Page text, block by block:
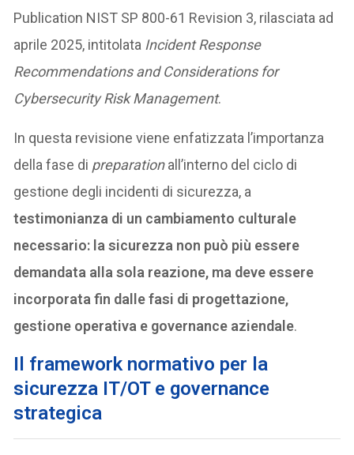
Publication NIST SP 800-61 Revision 3, rilasciata ad
aprile 2025, intitolata Incident Response
Recommendations and Considerations for
Cybersecurity Risk Management.
In questa revisione viene enfatizzata l’importanza
della fase di preparationall’interno del ciclo di
gestione degli incidenti di sicurezza, a
testimonianza di un cambiamento culturale
necessario: la sicurezza non può più essere
demandata alla sola reazione, ma deve essere
incorporata fin dalle fasi di progettazione,
gestione operativa e governance aziendale.
Il framework normativo per la
sicurezza IT/OT e governance
strategica